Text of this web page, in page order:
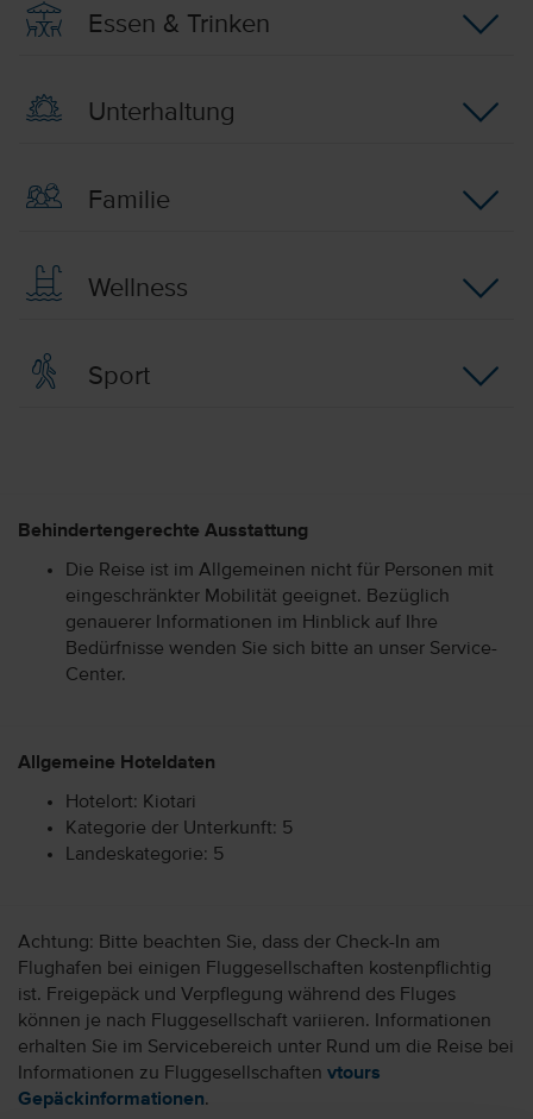
Essen & Trinken
Unterhaltung
Familie
Wellness
Sport
Behindertengerechte Ausstattung
Die Reise ist im Allgemeinen nicht für Personen mit
eingeschränkter Mobilität geeignet. Bezüglich
genauerer Informationen im Hinblick auf Ihre
Bedürfnisse wenden Sie sich bitte an unser Service-
Center.
Allgemeine Hoteldaten
Hotelort: Kiotari
Kategorie der Unterkunft: 5
Landeskategorie: 5
Achtung: Bitte beachten Sie, dass der Check-In am
Flughafen bei einigen Fluggesellschaften kostenpflichtig
ist. Freigepäck und Verpflegung während des Fluges
können je nach Fluggesellschaft variieren. Informationen
erhalten Sie im Servicebereich unter Rund um die Reise bei
Informationen zu Fluggesellschaften vtours
Gepäckinformationen.